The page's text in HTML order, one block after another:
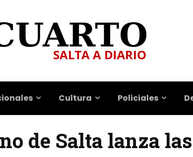
Cultura Policiales
de Salta lanza